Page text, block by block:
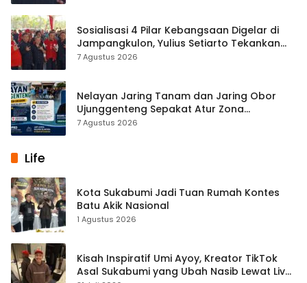
Sosialisasi 4 Pilar Kebangsaan Digelar di
Jampangkulon, Yulius Setiarto Tekankan
Pentingnya Persatuan
7 Agustus 2026
Nelayan Jaring Tanam dan Jaring Obor
Ujunggenteng Sepakat Atur Zona
Penangkapan
7 Agustus 2026
Life
Kota Sukabumi Jadi Tuan Rumah Kontes
Batu Akik Nasional
1 Agustus 2026
Kisah Inspiratif Umi Ayoy, Kreator TikTok
Asal Sukabumi yang Ubah Nasib Lewat Live